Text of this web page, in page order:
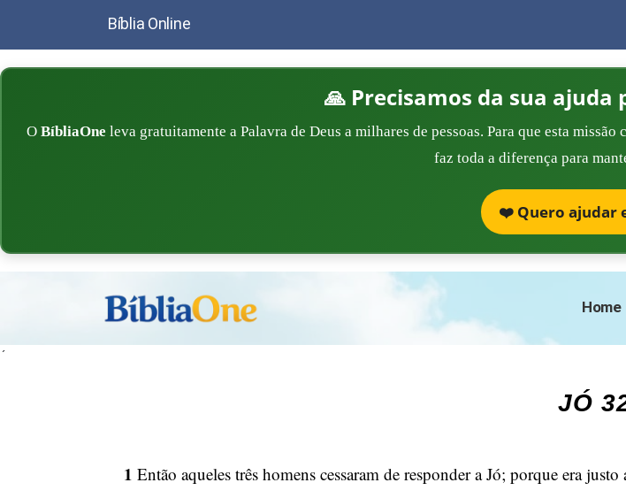
Bíblia Online
🙏 Precisamos da sua
O BíbliaOne leva gratuitamente a Palavra de Deus a milhares de pessoas. Para que esta
faz toda a diferença para
❤️ Quero ajudar
Home
´
JÓ
1 Então aqueles três homens cessaram de responder a Jó; porque era